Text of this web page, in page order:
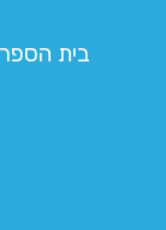
בית